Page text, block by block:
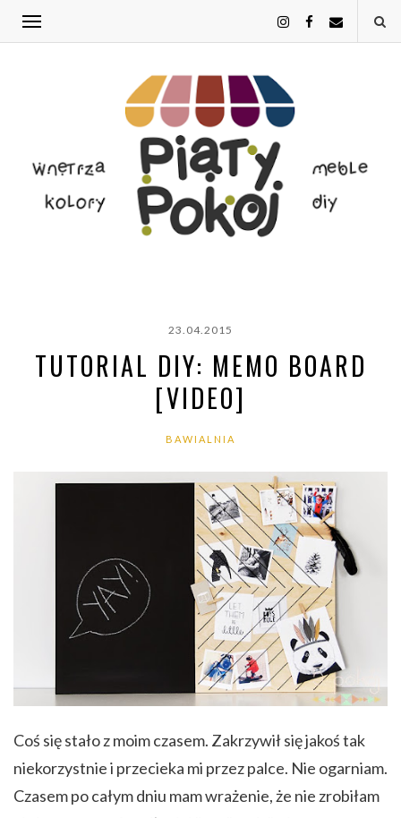
23.04.2015
TUTORIAL DIY: MEMO BOARD
[VIDEO]
BAWIALNIA
Coś się stało z moim czasem. Zakrzywił się jakoś tak
niekorzystnie i przecieka mi przez palce. Nie ogarniam.
Czasem po całym dniu mam wrażenie, że nie zrobiłam